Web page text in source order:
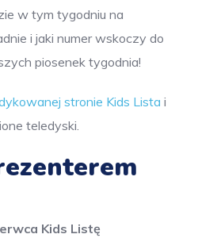
w tym tygodniu na
i jaki numer wskoczy do
piosenek tygodnia!
stronie Kids Listai
teledyski.
Kids Listę